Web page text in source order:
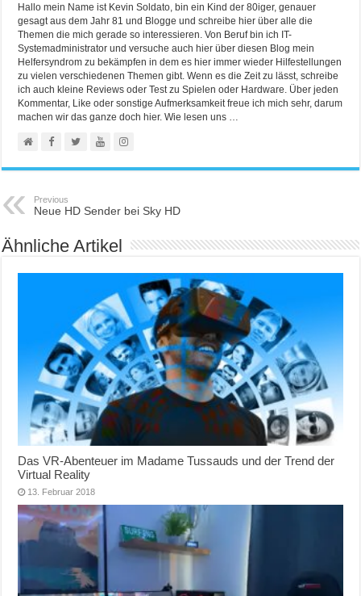
Hallo mein Name ist Kevin Soldato, bin ein Kind der 80iger, genauer
gesagt aus dem Jahr 81 und Blogge und schreibe hier über alle die
Themen die mich gerade so interessieren. Von Beruf bin ich IT-
Systemadministrator und versuche auch hier über diesen Blog mein
Helfersyndrom zu bekämpfen in dem es hier immer wieder Hilfestellungen
zu vielen verschiedenen Themen gibt. Wenn es die Zeit zu lässt, schreibe
ich auch kleine Reviews oder Test zu Spielen oder Hardware. Über jeden
Kommentar, Like oder sonstige Aufmerksamkeit freue ich mich sehr, darum
machen wir das ganze doch hier. Wie lesen uns …
Previous
Neue HD Sender bei Sky HD
Ähnliche Artikel
Das VR-Abenteuer im Madame Tussauds und der Trend der
Virtual Reality
13. Februar 2018